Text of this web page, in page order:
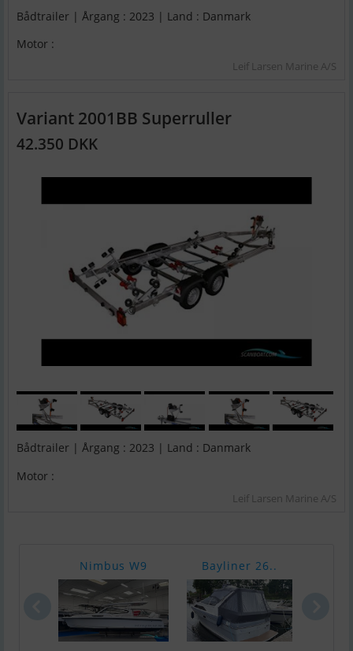
Bådtrailer | Årgang : 2023 | Land : Danmark
Motor :
Leif Larsen Marine A/S
Variant 2001BB Superruller
42.350 DKK
Bådtrailer | Årgang : 2023 | Land : Danmark
Motor :
Leif Larsen Marine A/S
Nimbus W9 Bayliner 26..